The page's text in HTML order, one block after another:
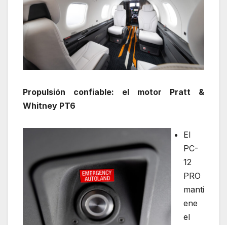
Propulsión confiable: el motor Pratt &
Whitney PT6
El
PC-
12
PRO
manti
ene
el